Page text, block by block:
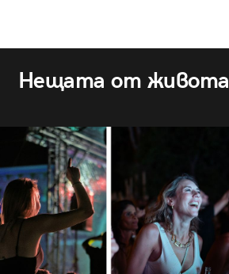
Нещата от живота